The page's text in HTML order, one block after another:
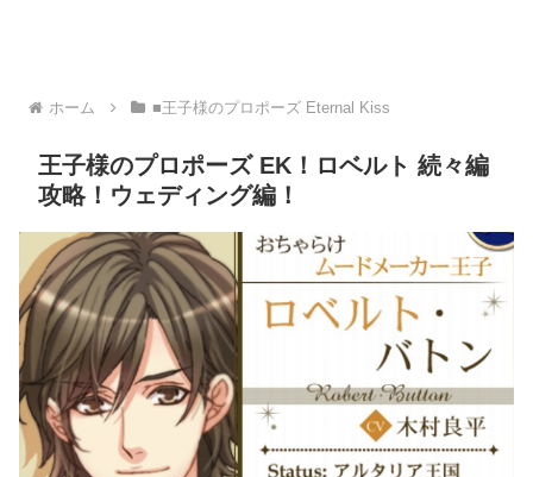
ホーム ■王子様のプロポーズ Eternal Kiss
王子様のプロポーズ EK！ロベルト 続々編
攻略！ウェディング編！